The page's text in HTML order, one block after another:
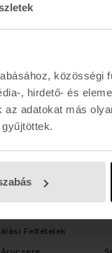
közösségi
, hirdető- és
adatokat más
Feltételek